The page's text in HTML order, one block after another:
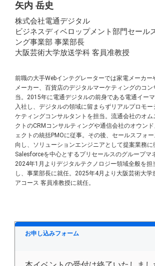
矢内 岳史
株式会社電通デジタル
ビジネスディベロップメント部門セール
ング事業部 事業部長
大阪芸術大学放送学科 客員准教授
前職の大手Webインテグレーターでは家電メーカー
メーカー、百貨店のデジタルマーケティングのコン
当。2015年に電通デジタルの前身である電通イー
入社し、デジタルの領域に留まらずリアルプロモ
ケティングコンサルタントを担当。流通会社のオム
クトのCRMコンサルティングや通信会社のオウン
ェクトの統括PMOに従事。その後、セールスフォ
向し、ソリューションエンジニアとして提案業務に
Salesforceを中心とするプリセールスのグループマ
2024年1月よりデジタルテクノロジー領域全般を担
し、事業部長に就任。2025年4月より大阪芸術大学
アコース 客員准教授に就任。
お申し込みフォーム